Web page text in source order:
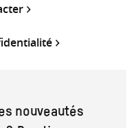
nouveautés